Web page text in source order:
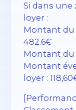
Si dans une
loyer :
Montant du
482.6€
Montant du
Montant
loyer :